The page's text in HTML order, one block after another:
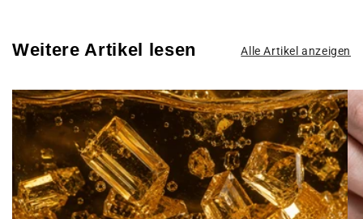
Weitere Artikel lesen Alle Artikel anzeigen